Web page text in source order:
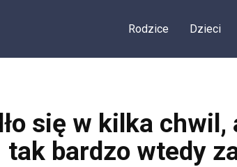
Rodzice Dzieci
się w kilka
tak bardzo wtedy